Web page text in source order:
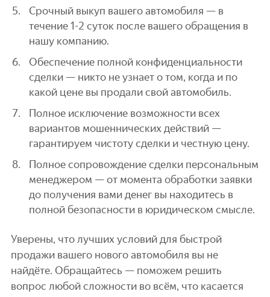
Срочный выкуп вашего автомобиля — в
течение 1-2 суток после вашего обращения в
нашу компанию.
Обеспечение полной конфиденциальности
сделки — никто не узнает о том, когда и по
какой цене вы продали свой автомобиль.
Полное исключение возможности всех
вариантов мошеннических действий —
гарантируем чистоту сделки и честную цену.
Полное сопровождение сделки персональным
менеджером — от момента обработки заявки
до получения вами денег вы находитесь в
полной безопасности в юридическом смысле.
Уверены, что лучших условий для быстрой
продажи вашего нового автомобиля вы не
найдёте. Обращайтесь — поможем решить
вопрос любой сложности во всём, что касается